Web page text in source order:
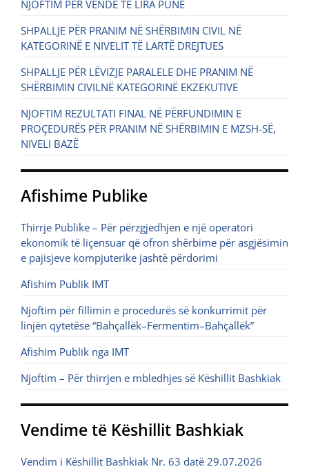
NJOFTIM PËR VENDE TË LIRA PUNE
SHPALLJE PËR PRANIM NË SHËRBIMIN CIVIL NË
KATEGORINË E NIVELIT TË LARTË DREJTUES
SHPALLJE PËR LËVIZJE PARALELE DHE PRANIM NË
SHËRBIMIN CIVILNË KATEGORINË EKZEKUTIVE
NJOFTIM REZULTATI FINAL NË PËRFUNDIMIN E
PROÇEDURËS PËR PRANIM NË SHËRBIMIN E MZSH-SË,
NIVELI BAZË
Afishime Publike
Thirrje Publike – Për përzgjedhjen e një operatori
ekonomik të liçensuar që ofron shërbime për asgjësimin
e pajisjeve kompjuterike jashtë përdorimi
Afishim Publik IMT
Njoftim për fillimin e procedurës së konkurrimit për
linjën qytetëse “Bahçallëk–Fermentim–Bahçallëk”
Afishim Publik nga IMT
Njoftim – Për thirrjen e mbledhjes së Këshillit Bashkiak
Vendime të Këshillit Bashkiak
Vendim i Këshillit Bashkiak Nr. 63 datë 29.07.2026